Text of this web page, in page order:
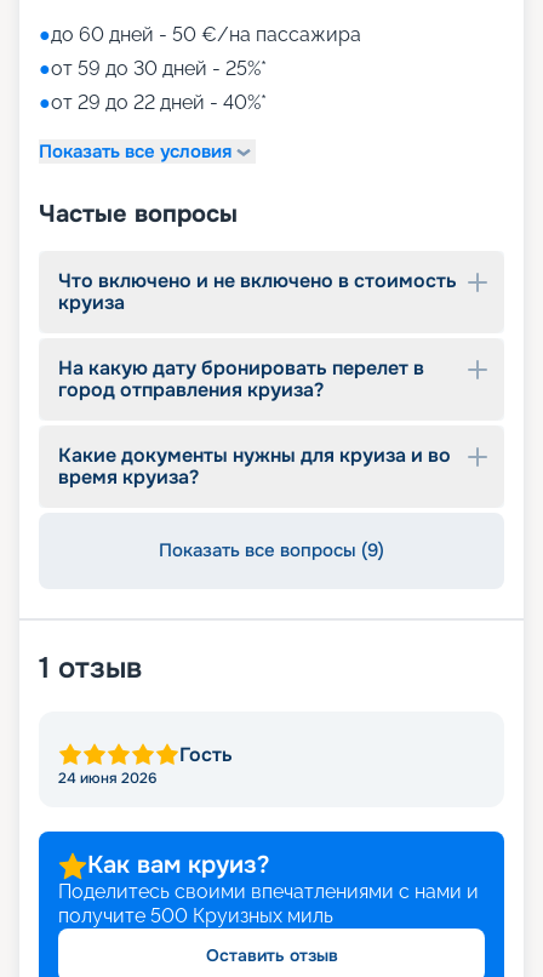
●до 60 дней - 50 €/на пассажира
●от 59 до 30 дней - 25%*
●от 29 до 22 дней - 40%*
Показать все условия
Частые вопросы
Что включено и не включено в стоимость
круиза
На какую дату бронировать перелет в
город отправления круиза?
Какие документы нужны для круиза и во
время круиза?
Показать все вопросы (9)
1 отзыв
Гость
24 июня 2026
Как вам круиз?
Поделитесь своими впечатлениями с нами и
получите 500 Круизных миль
Оставить отзыв